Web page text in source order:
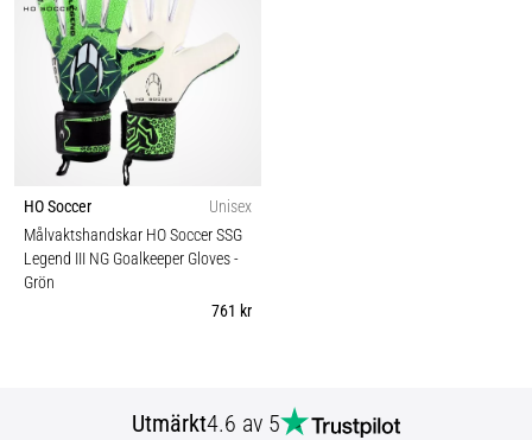
HO Soccer
Unisex
Målvaktshandskar HO Soccer SSG
Legend III NG Goalkeeper Gloves-
Grön
761 kr
Utmärkt4.6 av 5